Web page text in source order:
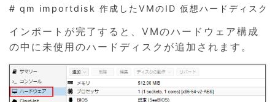
インポートが完了すると、VMのハードウェア構成
の中に未使用のハードディスクが追加されます。